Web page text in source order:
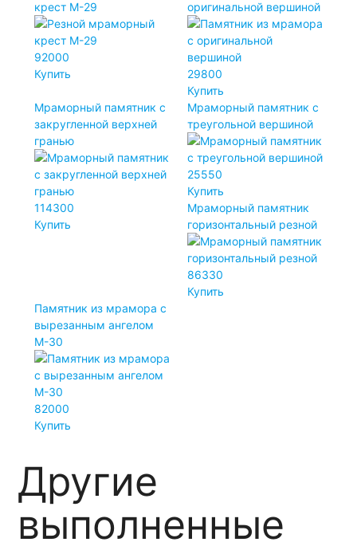
крест М-29
92000
Купить
оригинальной вершиной
29800
Купить
Мраморный памятник с
закругленной верхней
гранью
114300
Купить
Мраморный памятник с
треугольной вершиной
25550
Купить
Мраморный памятник
горизонтальный резной
86330
Купить
Памятник из мрамора с
вырезанным ангелом
М-30
82000
Купить
Другие
выполненные